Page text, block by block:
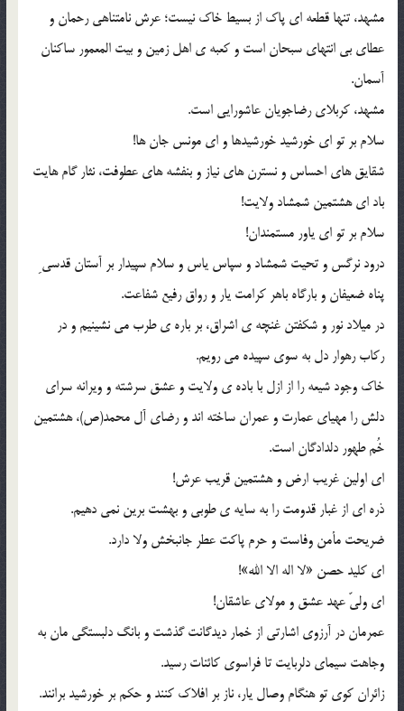
مشهد، تنها قطعه ای پاک از بسیط خاک نیست؛ عرش نامتناهی رحمان و
عطای بی انتهای سبحان است و کعبه ی اهل زمین و بیت المعمور ساکنان
آسمان.
مشهد، کربلای رضاجویان عاشورایی است.
سلام بر تو ای خورشید خورشیدها و ای مونس جان ها!
شقایق های احساس و نسترن های نیاز و بنفشه های عطوفت، نثار گام هایت
باد ای هشتمین شمشاد ولایت!
سلام بر تو ای یاور مستمندان!
درود نرگس و تحیت شمشاد و سپاس یاس و سلام سپیدار بر آستان قدسی ِ
پناه ضعیفان و بارگاه باهر کرامت یار و رواق رفیع شفاعت.
در میلاد نور و شکفتن غنچه ی اشراق، بر باره ی طرب می نشینیم و در
رکاب رهوار دل به سوی سپیده می رویم.
خاک وجود شیعه را از ازل با باده ی ولایت و عشق سرشته و ویرانه سرای
دلش را مهیای عمارت و عمران ساخته اند و رضای آل محمد(ص)، هشتمین
خُم طهور دلدادگان است.
ای اولین غریب ارض و هشتمین قریب عرش!
ذره ای از غبار قدومت را به سایه ی طوبی و بهشت برین نمی دهیم.
ضریحت مأمن وفاست و حرم پاکت عطر جانبخش ولا دارد.
ای کلید حصن «لا اله الا الله»!
ای ولیّ عهد عشق و مولای عاشقان!
عمرمان در آرزوی اشارتی از خمار دیدگانت گذشت و بانگ دلبستگی مان به
وجاهت سیمای دلربایت تا فراسوی کائنات رسید.
زائران کوی تو هنگام وصال یار، ناز بر افلاک کنند و حکم بر خورشید برانند.